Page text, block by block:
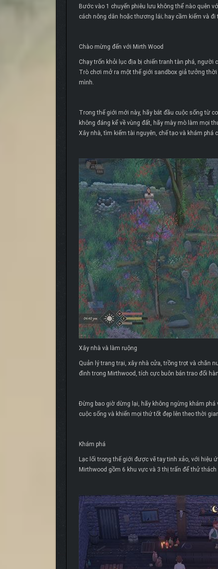
Bước vào 1 chuyến phiêu lưu không thể nào quên
cách nông dân hoặc thương lái; hay cầm kiếm và
Chào mừng đến với Mirth Wood
Chạy trốn khỏi lục địa bị chiến tranh tàn phá,
Trò chơi mở ra một thế giới sandbox giả tưởng
mình.
Trong thế giới mới này, hãy bắt đầu cuộc sống từ
không đáng kể về vùng đất, hãy mày mò làm mọi
Xây nhà, tìm kiếm tài nguyên, chế tạo và khám
Xây nhà và làm ruộng
Quản lý trang trại, xây nhà cửa, trồng trọt và chăn
đình trong Mirthwood, tích cực buôn bán trao đổi
Đừng bao giờ dừng lại, hãy không ngừng khám
cuộc sống và khiến mọi thứ tốt đẹp lên theo thời
Khám phá
Lạc lối trong thế giới được vẽ tay tinh xảo, với hiệu
Mirthwood gồm 6 khu vực và 3 thị trấn để thử